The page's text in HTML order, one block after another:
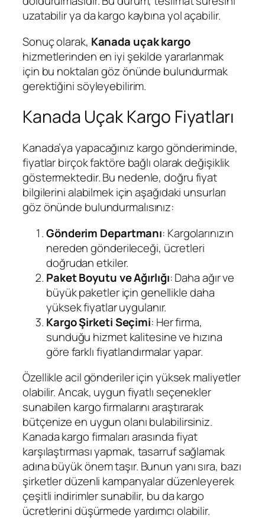
uzatabilir ya da kargo kaybına yol açabilir.
Sonuç olarak, Kanada uçak kargo
hizmetlerinden en iyi şekilde yararlanmak
için bu noktaları göz önünde bulundurmak
gerektiğini söyleyebilirim.
Kanada Uçak Kargo Fiyatları
Kanada’ya yapacağınız kargo gönderiminde,
fiyatlar birçok faktöre bağlı olarak değişiklik
göstermektedir. Bu nedenle, doğru fiyat
bilgilerini alabilmek için aşağıdaki unsurları
göz önünde bulundurmalısınız:
Gönderim Departmanı: Kargolarınızın
nereden gönderileceği, ücretleri
doğrudan etkiler.
Paket Boyutu ve Ağırlığı: Daha ağır ve
büyük paketler için genellikle daha
yüksek fiyatlar uygulanır.
Kargo Şirketi Seçimi: Her firma,
sunduğu hizmet kalitesine ve hızına
göre farklı fiyatlandırmalar yapar.
Özellikle acil gönderiler için yüksek maliyetler
olabilir. Ancak, uygun fiyatlı seçenekler
sunabilen kargo firmalarını araştırarak
bütçenize en uygun olanı bulabilirsiniz.
Kanada kargo firmaları arasında fiyat
karşılaştırması yapmak, tasarruf sağlamak
adına büyük önem taşır. Bunun yanı sıra, bazı
şirketler düzenli kampanyalar düzenleyerek
çeşitli indirimler sunabilir, bu da kargo
ücretlerini düşürmede yardımcı olabilir.